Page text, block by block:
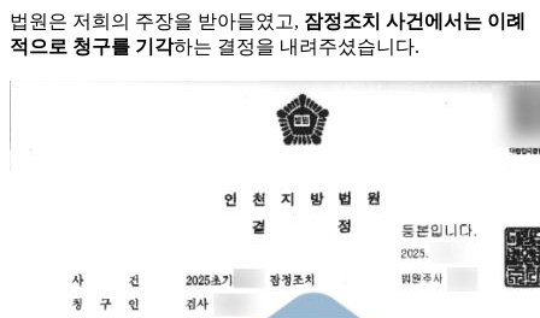
법원은 저희의 주장을 받아들였고, 잠정조치 사건에서는 이례
적으로 청구를 기각하는 결정을 내려주셨습니다.